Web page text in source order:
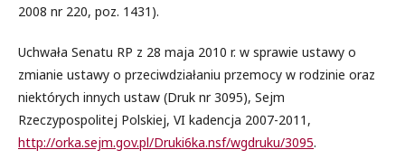
2008 nr 220, poz. 1431).
Uchwała Senatu RP z 28 maja 2010 r. w sprawie ustawy o
zmianie ustawy o przeciwdziałaniu przemocy w rodzinie oraz
niektórych innych ustaw (Druk nr 3095), Sejm
Rzeczypospolitej Polskiej, VI kadencja 2007-2011,
http://orka.sejm.gov.pl/Druki6ka.nsf/wgdruku/3095.